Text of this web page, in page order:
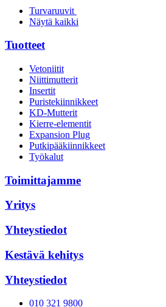
Turvaruuvit
Näytä kaikki
Tuotteet
Vetoniitit
Niittimutterit
Insertit
Puristekiinnikkeet
KD-Mutterit
Kierre-elementit
Expansion Plug
Putkipääkiinnikkeet
Työkalut
Toimittajamme
Yritys
Yhteystiedot
Kestävä kehitys
Yhteystiedot
010 321 9800